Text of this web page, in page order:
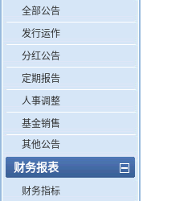
全部公告
发行运作
分红公告
定期报告
人事调整
基金销售
其他公告
财务报表
财务指标